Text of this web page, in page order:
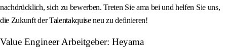
nachdrücklich, sich zu bewerben. Treten Sie ama bei und helfen Sie uns,
die Zukunft der Talentakquise neu zu definieren!
Value Engineer Arbeitgeber: Heyama